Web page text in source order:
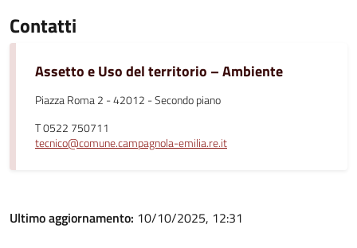
Contatti
Assetto e Uso del territorio – Ambiente
Piazza Roma 2 - 42012 - Secondo piano
T 0522 750711
tecnico@comune.campagnola-emilia.re.it
Ultimo aggiornamento: 10/10/2025, 12:31